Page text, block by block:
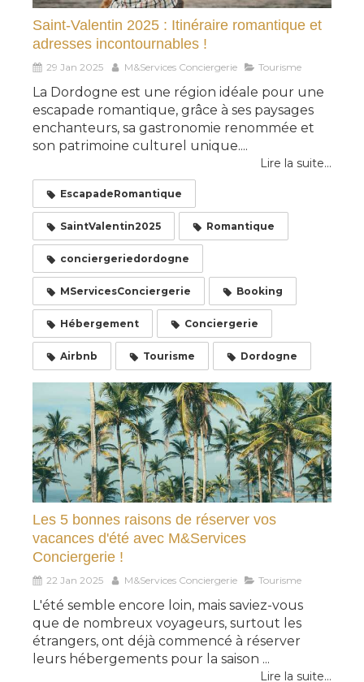
Saint-Valentin 2025 : Itinéraire romantique et
adresses incontournables !
29 Jan 2025 M&Services Conciergerie Tourisme
La Dordogne est une région idéale pour une
escapade romantique, grâce à ses paysages
enchanteurs, sa gastronomie renommée et
son patrimoine culturel unique....
Lire la suite...
EscapadeRomantique
SaintValentin2025 Romantique
conciergeriedordogne
MServicesConciergerie Booking
Hébergement Conciergerie
Airbnb Tourisme Dordogne
Les 5 bonnes raisons de réserver vos
vacances d'été avec M&Services
Conciergerie !
22 Jan 2025 M&Services Conciergerie Tourisme
L'été semble encore loin, mais saviez-vous
que de nombreux voyageurs, surtout les
étrangers, ont déjà commencé à réserver
leurs hébergements pour la saison ...
Lire la suite...